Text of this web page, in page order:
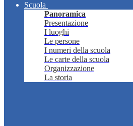
Scuola
Panoramica
Presentazione
I luoghi
Le persone
I numeri della scuola
Le carte della scuola
Organizzazione
La storia